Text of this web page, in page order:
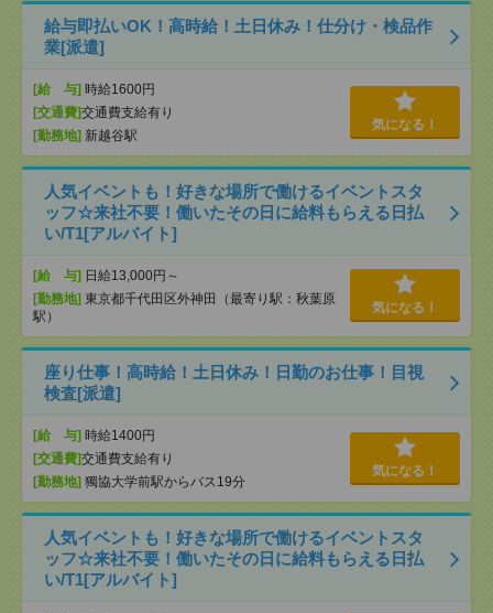
給与即払いOK！高時給！土日休み！仕分け・検品作
業[派遣]
[給 与] 時給1600円
[交通費]交通費支給有り
[勤務地] 新越谷駅
気になる！
人気イベントも！好きな場所で働けるイベントスタ
ッフ☆来社不要！働いたその日に給料もらえる日払
い/T1[アルバイト]
[給 与] 日給13,000円～
[勤務地] 東京都千代田区外神田（最寄り駅：秋葉原
駅）
気になる！
座り仕事！高時給！土日休み！日勤のお仕事！目視
検査[派遣]
[給 与] 時給1400円
[交通費]交通費支給有り
[勤務地] 獨協大学前駅からバス19分
気になる！
人気イベントも！好きな場所で働けるイベントスタ
ッフ☆来社不要！働いたその日に給料もらえる日払
い/T1[アルバイト]